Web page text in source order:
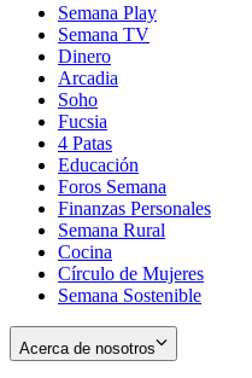
Semana Play
Semana TV
Dinero
Arcadia
Soho
in
new
window
Fucsia
in
new
window
4 Patas
Educación
Foros Semana
Finanzas Personales
Semana Rural
Cocina
Círculo de Mujeres
Semana Sostenible
Acerca de nosotros